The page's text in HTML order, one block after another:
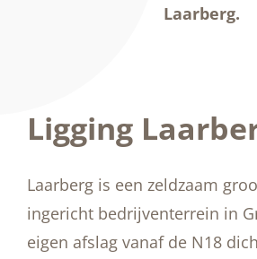
Laarberg.
Ligging
Laarberg is een zeldzaam
ingericht bedrijventerrein in
eigen afslag vanaf de N18